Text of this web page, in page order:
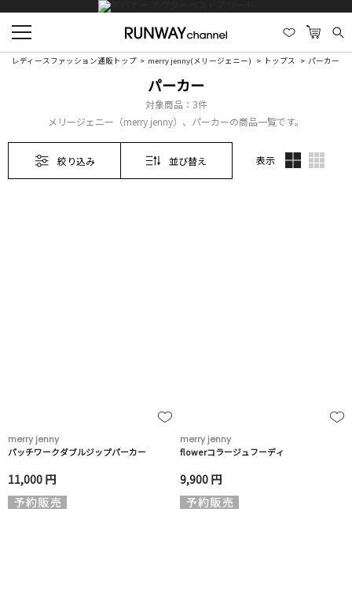
レディースファッション通販トップ merry jenny(メリージェニー) トップス パーカー
パーカー
対象商品： 3件
メリージェニー（merry jenny）、パーカーの商品一覧です。
絞り込み 並び替え 表示
merry jenny
パッチワークダブルジップパーカー
11,000 円
merry jenny
flowerコラージュフーディ
9,900 円